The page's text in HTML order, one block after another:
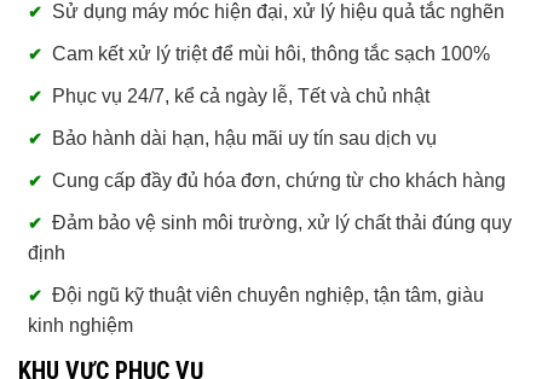
Sử dụng máy móc hiện đại, xử lý hiệu quả tắc nghẽn
Cam kết xử lý triệt để mùi hôi, thông tắc sạch 100%
Phục vụ 24/7, kể cả ngày lễ, Tết và chủ nhật
Bảo hành dài hạn, hậu mãi uy tín sau dịch vụ
Cung cấp đầy đủ hóa đơn, chứng từ cho khách hàng
Đảm bảo vệ sinh môi trường, xử lý chất thải đúng quy
định
Đội ngũ kỹ thuật viên chuyên nghiệp, tận tâm, giàu
kinh nghiệm
KHU VỰC PHỤC VỤ